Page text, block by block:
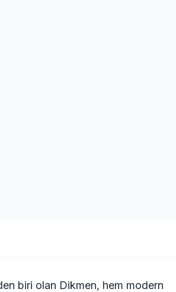
biri olan Dikmen, hem modern